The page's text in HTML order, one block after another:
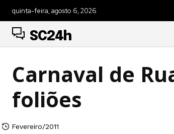
quinta-feira, agosto 6, 2026
SC24h
Carnaval de
foliões
Fevereiro/2011